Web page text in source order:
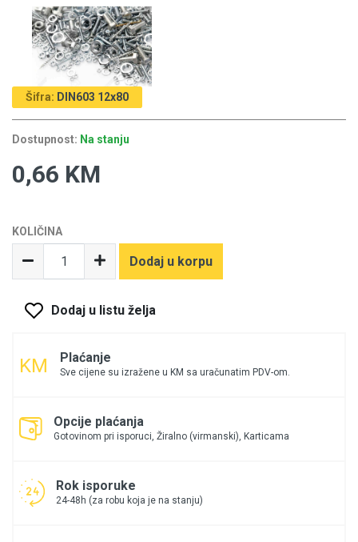
Šifra: DIN603 12x80
Dostupnost: Na stanju
0,66 KM
KOLIČINA
Dodaj u korpu
Dodaj u listu želja
Plaćanje
Sve cijene su izražene u KM sa uračunatim PDV-om.
Opcije plaćanja
Gotovinom pri isporuci, Žiralno (virmanski), Karticama
Rok isporuke
24-48h (za robu koja je na stanju)